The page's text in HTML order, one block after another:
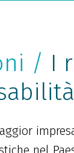
/ I
nel